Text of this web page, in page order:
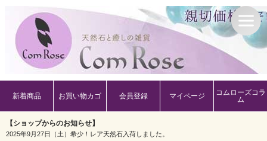
新着商品 お買い物カゴ 会員登録 マイページ
コムローズコラ
ム
【ショップからのお知らせ】
2025年9月27日（土）希少！レア天然石入荷しました。